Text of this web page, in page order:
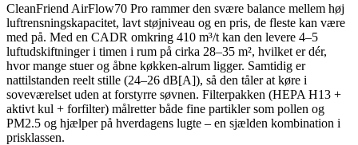
CleanFriend AirFlow70 Pro rammer den svære balance mellem høj
luftrensningskapacitet, lavt støjniveau og en pris, de fleste kan være
med på. Med en CADR omkring 410 m³/t kan den levere 4–5
luftudskiftninger i timen i rum på cirka 28–35 m², hvilket er dér,
hvor mange stuer og åbne køkken-alrum ligger. Samtidig er
nattilstanden reelt stille (24–26 dB[A]), så den tåler at køre i
soveværelset uden at forstyrre søvnen. Filterpakken (HEPA H13 +
aktivt kul + forfilter) målretter både fine partikler som pollen og
PM2.5 og hjælper på hverdagens lugte – en sjælden kombination i
prisklassen.